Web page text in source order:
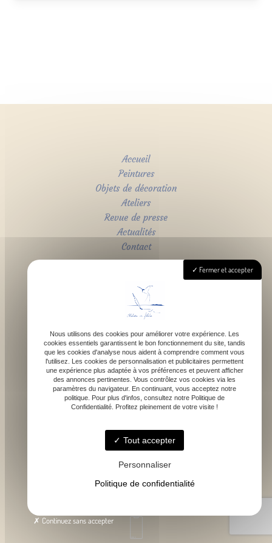
Accueil
Peintures
Objets de décoration
Ateliers
Revue de presse
Actualités
Contact
1043 route de bragot, 31470 Fonsorbes
contact@atelierdefelicie.fr
Fermer et accepter
Nous utilisons des cookies pour améliorer votre expérience. Les
cookies essentiels garantissent le bon fonctionnement du site, tandis
que les cookies d'analyse nous aident à comprendre comment vous
l'utilisez. Les cookies de personnalisation et publicitaires permettent
une expérience plus adaptée à vos préférences et peuvent afficher
des annonces pertinentes. Vous contrôlez vos cookies via les
paramètres du navigateur. En continuant, vous acceptez notre
politique. Pour plus d'infos, consultez notre Politique de
Confidentialité. Profitez pleinement de votre visite !
Tout accepter
Personnaliser
Politique de confidentialité
Continuez sans accepter